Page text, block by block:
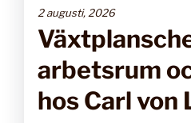
2 augusti, 2026
arbetsrum
hos Carl von